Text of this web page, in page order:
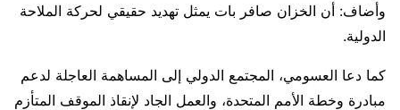
وأضاف: أن الخزان صافر بات يمثل تهديد حقيقي لحركة الملاحة
الدولية.
كما دعا العسومي، المجتمع الدولي إلى المساهمة العاجلة لدعم
مبادرة وخطة الأمم المتحدة، والعمل الجاد لإنقاذ الموقف المتأزم